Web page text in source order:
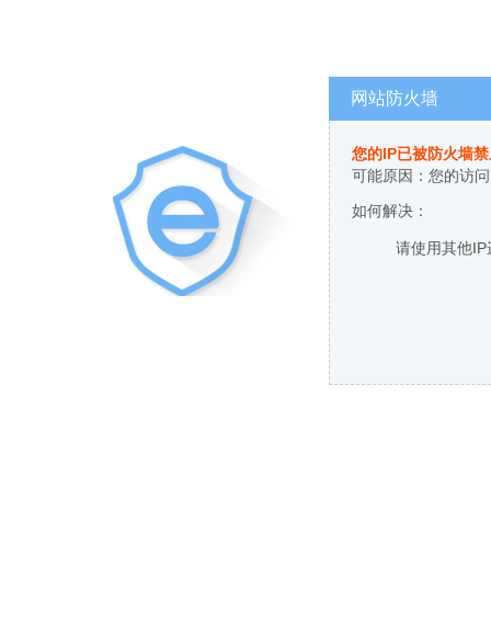
网站防火墙
您的IP已被防火墙
可能原因：您的访
如何解决：
请使用其他